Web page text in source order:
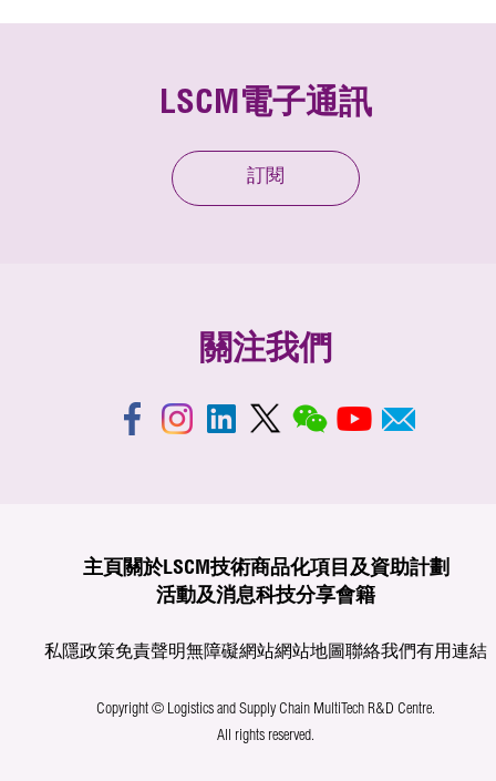
LSCM電子通訊
訂閱
關注我們
主頁 關於LSCM技術商品化項目及資助計劃
活動及消息科技分享會籍
私隱政策免責聲明無障礙網站網站地圖聯絡我們有用連結
Copyright © Logistics and Supply Chain MultiTech R&D Centre.
All rights reserved.